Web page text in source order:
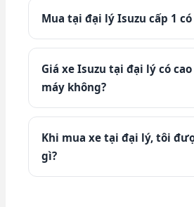
Mua tại đại lý Isuzu cấp 1
Giá xe Isuzu tại đại lý có
máy không?
Khi mua xe tại đại lý, tôi
gì?